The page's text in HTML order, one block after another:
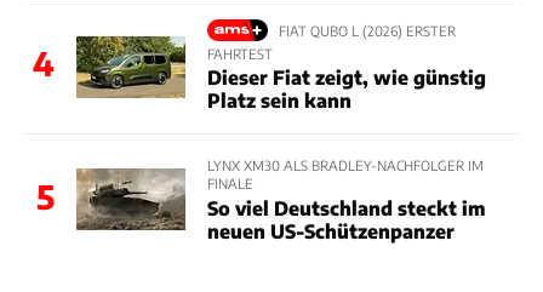
4
FIAT QUBO L (2026) ERSTER
FAHRTEST
Dieser Fiat zeigt, wie günstig
Platz sein kann
5
LYNX XM30 ALS BRADLEY-NACHFOLGER IM
FINALE
So viel Deutschland steckt im
neuen US-Schützenpanzer